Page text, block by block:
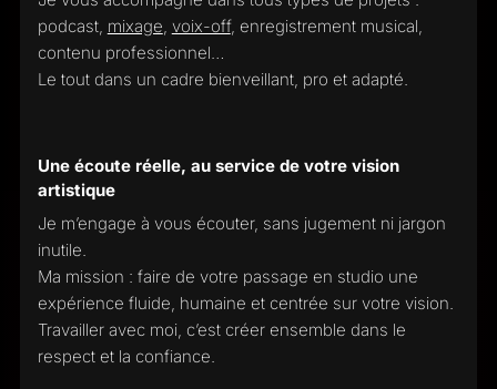
podcast, mixage, voix-off, enregistrement musical,
contenu professionnel…
Le tout dans un cadre bienveillant, pro et adapté.
Une écoute réelle, au service de votre vision
artistique
Je m’engage à vous écouter, sans jugement ni jargon
inutile.
Ma mission : faire de votre passage en studio une
expérience fluide, humaine et centrée sur votre vision.
Travailler avec moi, c’est créer ensemble dans le
respect et la confiance.